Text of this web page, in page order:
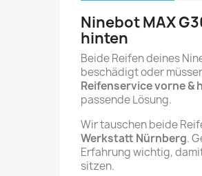
Ninebot MAX
hinten
Beide Reifen deines
beschädigt oder
Reifenservice vorne &
passende Lösung.
Wir tauschen beide
Werkstatt Nürnberg.
Erfahrung wichtig,
sitzen.